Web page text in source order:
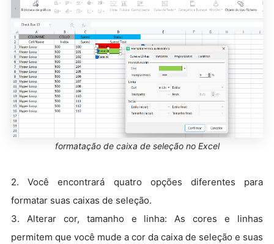
formatação de caixa de seleção no Excel
2. Você encontrará quatro opções diferentes para
formatar suas caixas de seleção.
3. Alterar cor, tamanho e linha: As cores e linhas
permitem que você mude a cor da caixa de seleção e suas